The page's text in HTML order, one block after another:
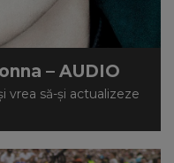
– AUDIO
vrea să-și actualizeze